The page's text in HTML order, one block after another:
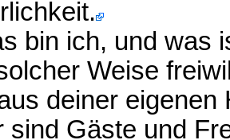
bin ich, und was
Weise
deiner
sind Gäste und